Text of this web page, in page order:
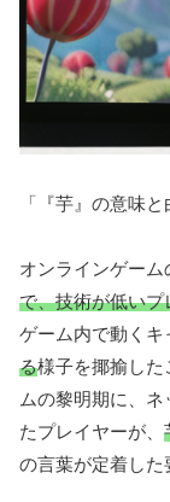
「『芋』の意味と
オンラインゲーム
で、技術が低いプ
ゲーム内で動くキ
る様子を揶揄した
ムの黎明期に、
たプレイヤーが、
の言葉が定着した